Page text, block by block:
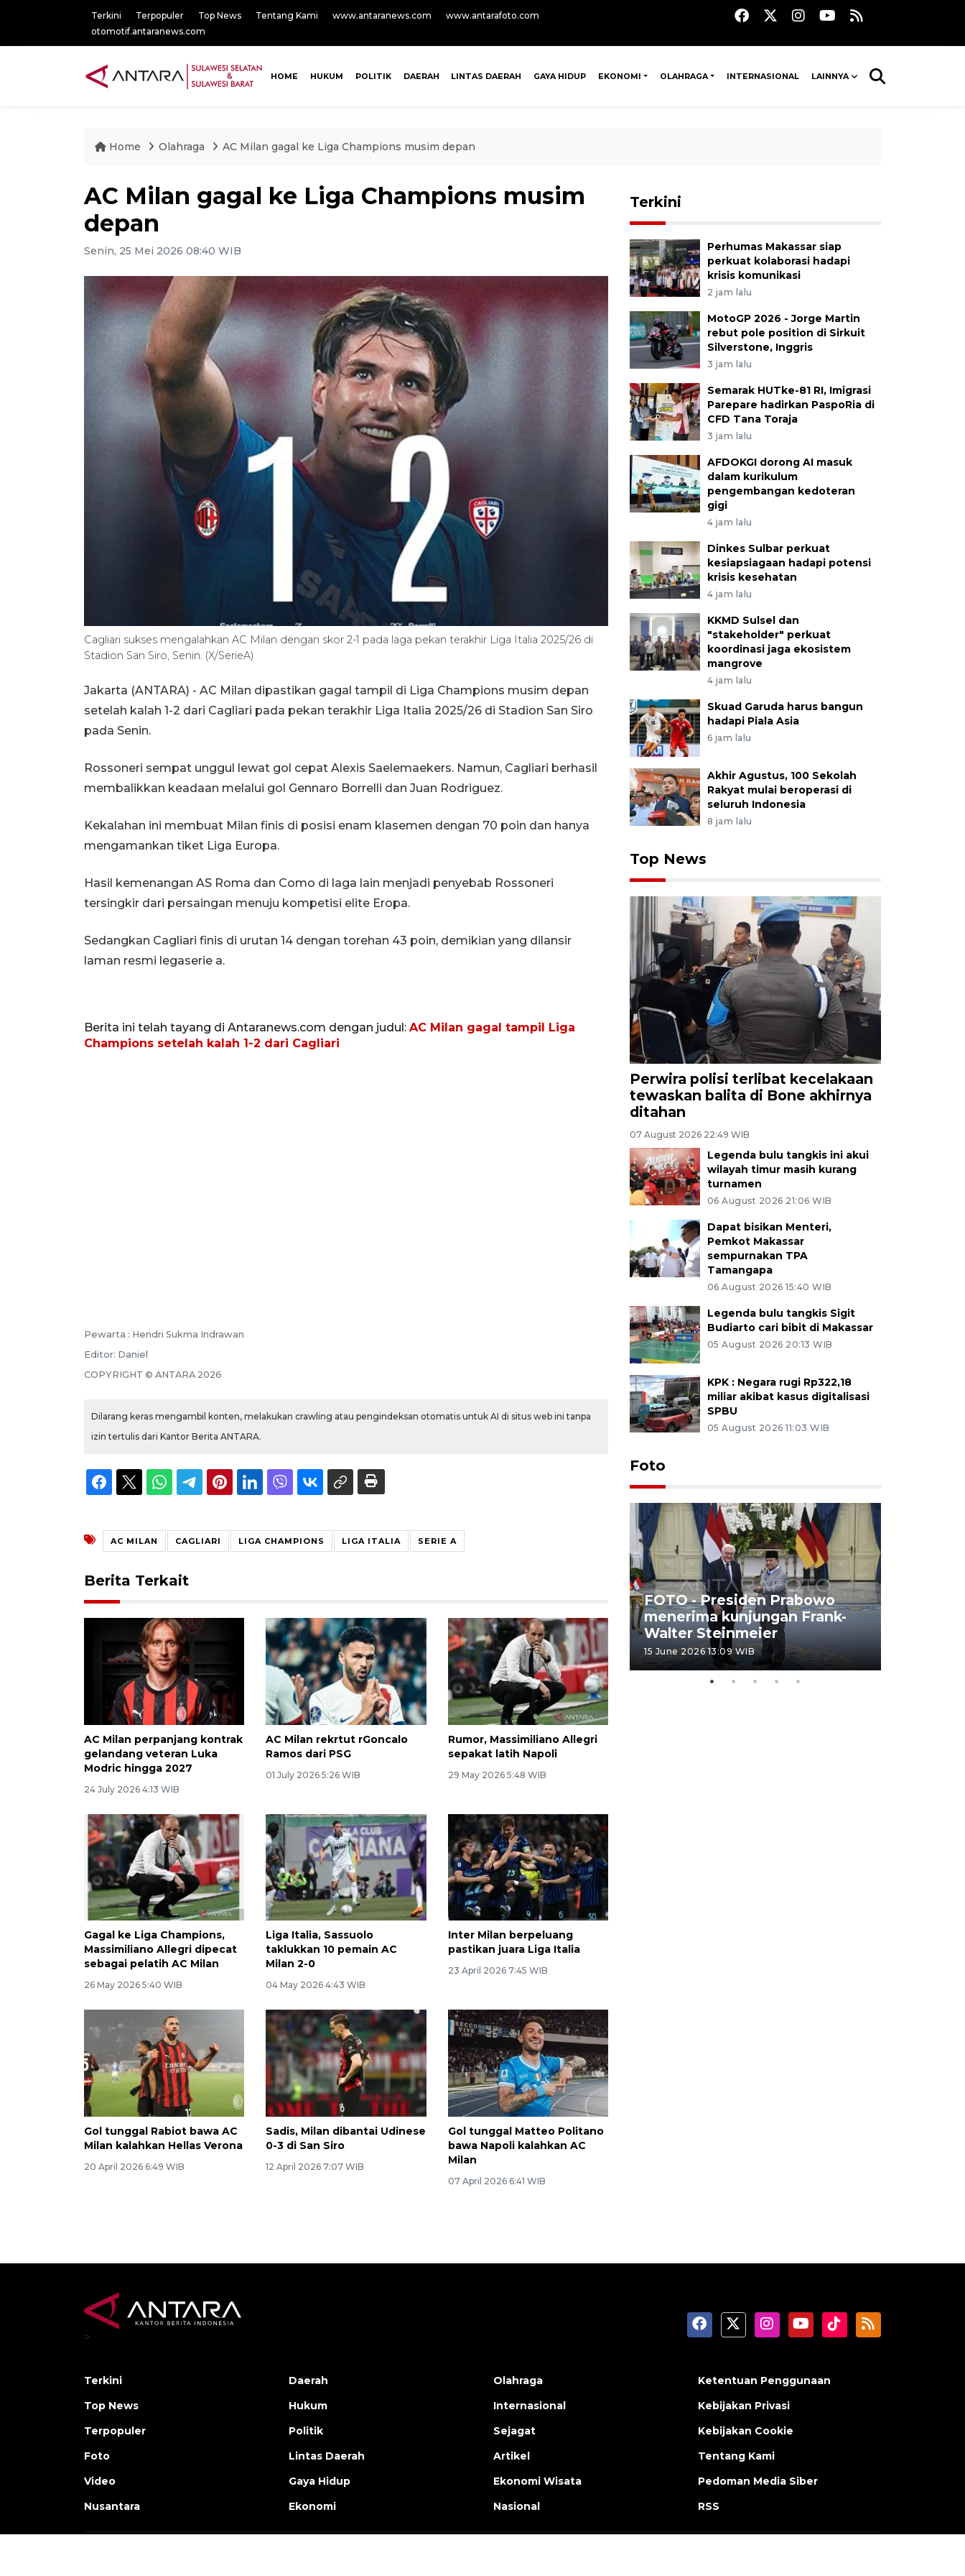
Terkini Terpopuler Top News Tentang Kami www.antaranews.com
www.antarafoto.com
otomotif.antaranews.com
HOME HUKUM POLITIK DAERAH LINTAS DAERAH GAYA HIDUP EKONOMI OLAHRAGA INTERNASIONAL LAINNYA
Home Olahraga AC Milan gagal ke Liga Champions musim depan
AC Milan gagal ke Liga Champions musim
depan
Senin, 25 Mei 2026 08:40 WIB
Cagliari sukses mengalahkan AC Milan dengan skor 2-1 pada laga pekan terakhir Liga Italia 2025/26 di
Stadion San Siro, Senin. (X/SerieA)
Jakarta (ANTARA) - AC Milan dipastikan gagal tampil di Liga Champions musim depan
setelah kalah 1-2 dari Cagliari pada pekan terakhir Liga Italia 2025/26 di Stadion San Siro
pada Senin.
Rossoneri sempat unggul lewat gol cepat Alexis Saelemaekers. Namun, Cagliari berhasil
membalikkan keadaan melalui gol Gennaro Borrelli dan Juan Rodriguez.
Kekalahan ini membuat Milan finis di posisi enam klasemen dengan 70 poin dan hanya
mengamankan tiket Liga Europa.
Hasil kemenangan AS Roma dan Como di laga lain menjadi penyebab Rossoneri
tersingkir dari persaingan menuju kompetisi elite Eropa.
Sedangkan Cagliari finis di urutan 14 dengan torehan 43 poin, demikian yang dilansir
laman resmi legaserie a.
Berita ini telah tayang di Antaranews.com dengan judul: AC Milan gagal tampil Liga
Champions setelah kalah 1-2 dari Cagliari
Pewarta : Hendri Sukma Indrawan
Editor: Daniel
COPYRIGHT © ANTARA 2026
Dilarang keras mengambil konten, melakukan crawling atau pengindeksan otomatis untuk AI di situs web ini tanpa
izin tertulis dari Kantor Berita ANTARA.
AC MILAN CAGLIARI LIGA CHAMPIONS LIGA ITALIA SERIE A
Berita Terkait
AC Milan perpanjang kontrak
gelandang veteran Luka
Modric hingga 2027
24 July 2026 4:13 WIB
AC Milan rekrtut rGoncalo
Ramos dari PSG
01 July 2026 5:26 WIB
Rumor, Massimiliano Allegri
sepakat latih Napoli
29 May 2026 5:48 WIB
Gagal ke Liga Champions,
Massimiliano Allegri dipecat
sebagai pelatih AC Milan
26 May 2026 5:40 WIB
Liga Italia, Sassuolo
taklukkan 10 pemain AC
Milan 2-0
04 May 2026 4:43 WIB
Inter Milan berpeluang
pastikan juara Liga Italia
23 April 2026 7:45 WIB
Gol tunggal Rabiot bawa AC
Milan kalahkan Hellas Verona
20 April 2026 6:49 WIB
Sadis, Milan dibantai Udinese
0-3 di San Siro
12 April 2026 7:07 WIB
Gol tunggal Matteo Politano
bawa Napoli kalahkan AC
Milan
07 April 2026 6:41 WIB
Terkini
Perhumas Makassar siap
perkuat kolaborasi hadapi
krisis komunikasi
2 jam lalu
MotoGP 2026 - Jorge Martin
rebut pole position di Sirkuit
Silverstone, Inggris
3 jam lalu
Semarak HUTke-81 RI, Imigrasi
Parepare hadirkan PaspoRia di
CFD Tana Toraja
3 jam lalu
AFDOKGI dorong AI masuk
dalam kurikulum
pengembangan kedoteran
gigi
4 jam lalu
Dinkes Sulbar perkuat
kesiapsiagaan hadapi potensi
krisis kesehatan
4 jam lalu
KKMD Sulsel dan
"stakeholder" perkuat
koordinasi jaga ekosistem
mangrove
4 jam lalu
Skuad Garuda harus bangun
hadapi Piala Asia
6 jam lalu
Akhir Agustus, 100 Sekolah
Rakyat mulai beroperasi di
seluruh Indonesia
8 jam lalu
Top News
Perwira polisi terlibat kecelakaan
tewaskan balita di Bone akhirnya
ditahan
07 August 2026 22:49 WIB
Legenda bulu tangkis ini akui
wilayah timur masih kurang
turnamen
06 August 2026 21:06 WIB
Dapat bisikan Menteri,
Pemkot Makassar
sempurnakan TPA
Tamangapa
06 August 2026 15:40 WIB
Legenda bulu tangkis Sigit
Budiarto cari bibit di Makassar
05 August 2026 20:13 WIB
KPK : Negara rugi Rp322,18
miliar akibat kasus digitalisasi
SPBU
05 August 2026 11:03 WIB
Foto
HUT ke-80 Raja Keraton
Yogyakarta
02 April 2026 12:51 WIB
FOTO - Presiden Prabowo
menerima kunjungan Frank-
Walter Steinmeier
15 June 2026 13:09 WIB
>
Terkini
Top News
Terpopuler
Foto
Video
Nusantara
Daerah
Hukum
Politik
Lintas Daerah
Gaya Hidup
Ekonomi
Olahraga
Internasional
Sejagat
Artikel
Ekonomi Wisata
Nasional
Ketentuan Penggunaan
Kebijakan Privasi
Kebijakan Cookie
Tentang Kami
Pedoman Media Siber
RSS